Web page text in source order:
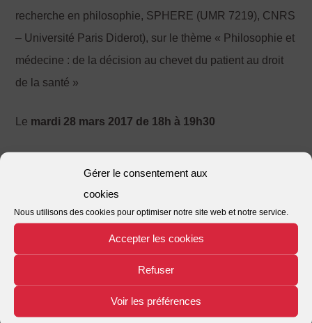
Gérer le consentement aux
cookies
Nous utilisons des cookies pour optimiser notre site web et notre service.
Accepter les cookies
Refuser
Voir les préférences
recherche en philosophie, SPHERE (UMR 7219), CNRS
– Université Paris Diderot), sur le thème « Philosophie et
médecine : de la décision au chevet du patient au droit
de la santé »
Le mardi 28 mars 2017 de 18h à 19h30